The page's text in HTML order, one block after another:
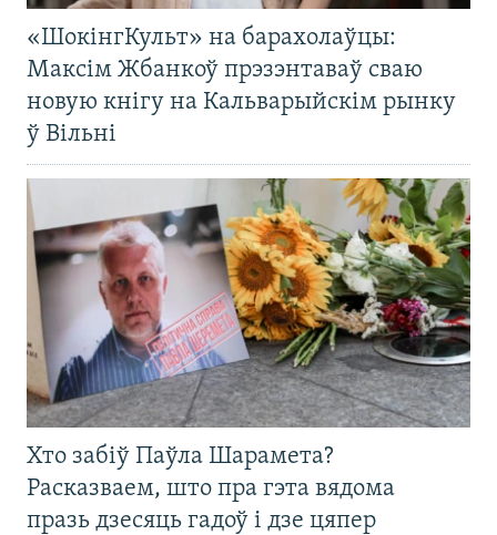
«ШокінгКульт» на барахолаўцы:
Максім Жбанкоў прэзэнтаваў сваю
новую кнігу на Кальварыйскім рынку
ў Вільні
Хто забіў Паўла Шарамета?
Расказваем, што пра гэта вядома
празь дзесяць гадоў і дзе цяпер